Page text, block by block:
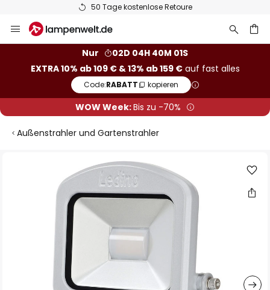
50 Tage kostenlose Retoure
Inhalt
Nur
02D 04H 40M 00S
EXTRA 10% ab 109 € & 13% ab 159 €auf fast alles
Code:RABATT kopieren
WOW Week:Bis zu -70%
Außenstrahler und Gartenstrahler